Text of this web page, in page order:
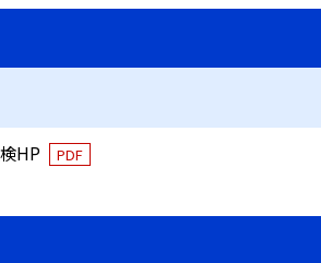
HP PDF